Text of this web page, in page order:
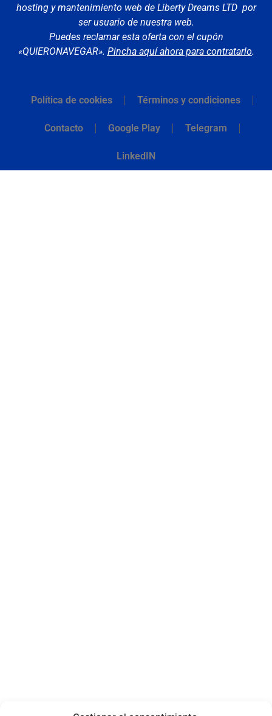
hosting y mantenimiento web de Liberty Dreams LTD por
ser usuario de nuestra web.
Puedes reclamar esta oferta con el cupón
«QUIERONAVEGAR». Pincha aquí ahora para contratarlo.
Política de cookies Términos y condiciones
Contacto Google Play Telegram
LinkedIN